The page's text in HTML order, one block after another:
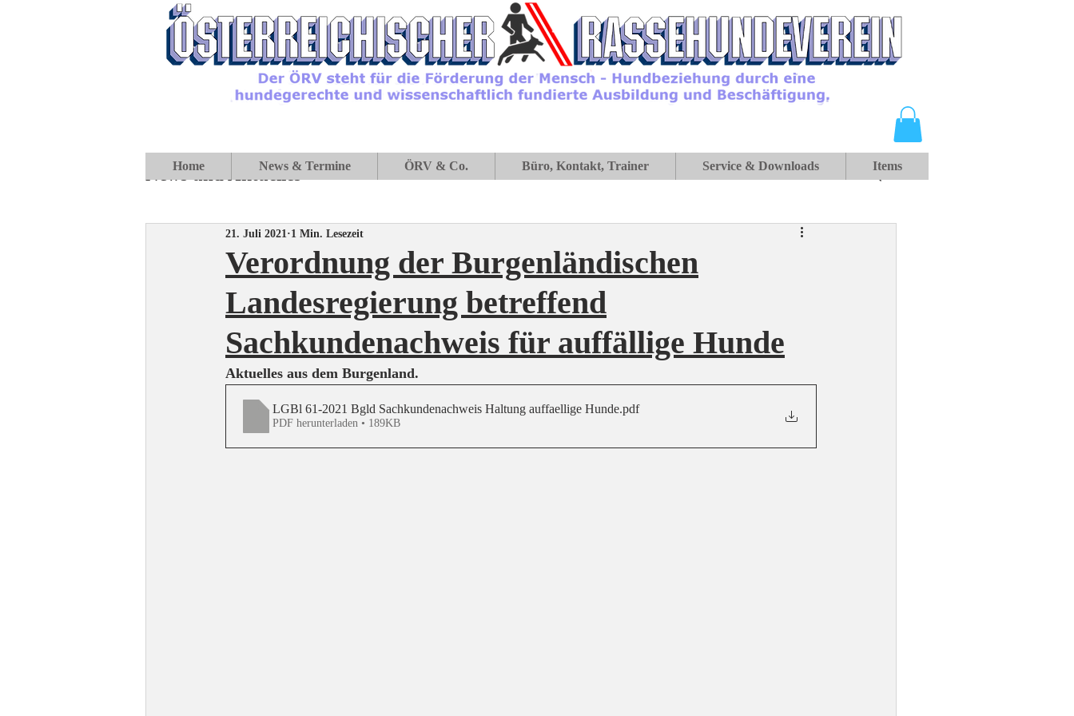
News und Aktuelles
Verordnung der Burgenländischen
Landesregierung betreffend
Sachkundenachweis für auffällige Hunde
21. Juli 2021 1 Min. Lesezeit
Aktuelles aus dem Burgenland.
LGBl 61-2021 Bgld Sachkundenachweis Haltung auffaellige Hunde.pdf
PDF herunterladen • 189KB
Home News & Termine ÖRV & Co. Büro, Kontakt, Trainer Service & Downloads Items